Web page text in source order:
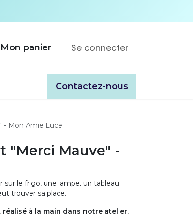
Mon panier Se connecter
Catalogues
​​Contactez-nous
- Mon Amie Luce
"Merci Mauve" -
sur le frigo, une lampe, un tableau
trouver sa place.
réalisé à la main dans notre atelier,